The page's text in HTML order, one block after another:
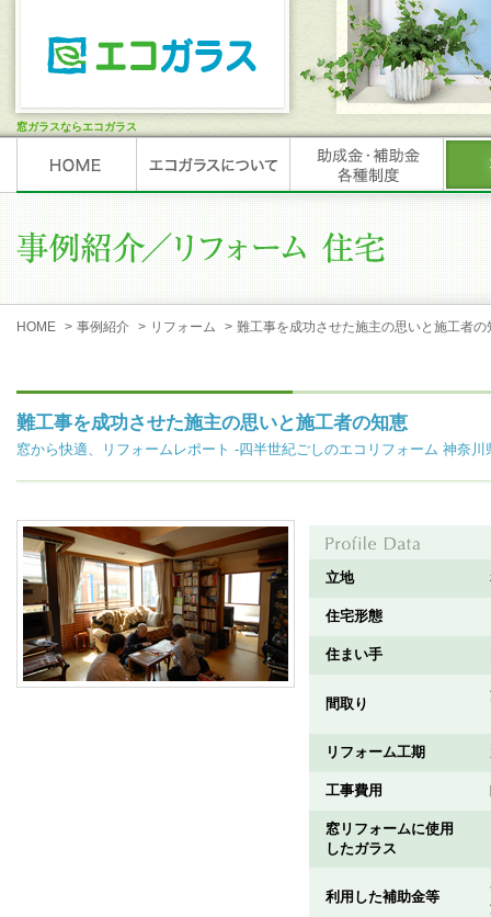
窓ガラスならエコガラス
HOME > 事例紹介 > リフォーム > 難工事を成功させた施主の思いと施工者の
難工事を成功させた施主の思いと施工者の知恵
窓から快適、リフォームレポート -四半世紀ごしのエコリフォーム 神奈川
立地
住宅形態
住まい手
間取り
リフォーム工期
工事費用
窓リフォームに使用
したガラス
利用した補助金等